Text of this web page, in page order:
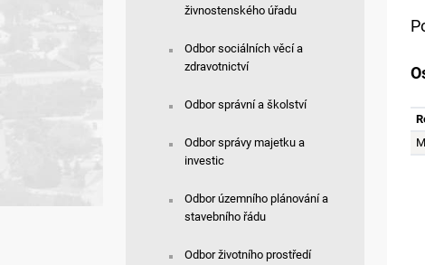
živnostenského úřadu
Odbor sociálních věcí a
zdravotnictví
Odbor správní a školství
Odbor správy majetku a
investic
Odbor územního plánování a
stavebního řádu
Odbor životního prostředí